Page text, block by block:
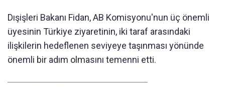
Dışişleri Bakanı Fidan, AB Komisyonu'nun üç önemli
üyesinin Türkiye ziyaretinin, iki taraf arasındaki
ilişkilerin hedeflenen seviyeye taşınması yönünde
önemli bir adım olmasını temenni etti.